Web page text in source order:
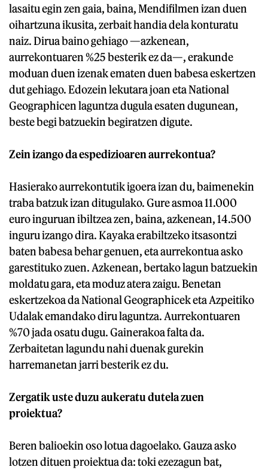
lasaitu egin zen gaia, baina, Mendifilmen izan duen
oihartzuna ikusita, zerbait handia dela konturatu
naiz. Dirua baino gehiago —azkenean,
aurrekontuaren %25 besterik ez da—, erakunde
moduan duen izenak ematen duen babesa eskertzen
dut gehiago. Edozein lekutara joan eta National
Geographicen laguntza dugula esaten dugunean,
beste begi batzuekin begiratzen digute.
Zein izango da espedizioaren aurrekontua?
Hasierako aurrekontutik igoera izan du, baimenekin
traba batzuk izan ditugulako. Gure asmoa 11.000
euro inguruan ibiltzea zen, baina, azkenean, 14.500
inguru izango dira. Kayaka erabiltzeko itsasontzi
baten babesa behar genuen, eta aurrekontua asko
garestituko zuen. Azkenean, bertako lagun batzuekin
moldatu gara, eta moduz atera zaigu. Benetan
eskertzekoa da National Geographicek eta Azpeitiko
Udalak emandako diru laguntza. Aurrekontuaren
%70 jada osatu dugu. Gainerakoa falta da.
Zerbaitetan lagundu nahi duenak gurekin
harremanetan jarri besterik ez du.
Zergatik uste duzu aukeratu dutela zuen
proiektua?
Beren balioekin oso lotua dagoelako. Gauza asko
lotzen dituen proiektua da: toki ezezagun bat,